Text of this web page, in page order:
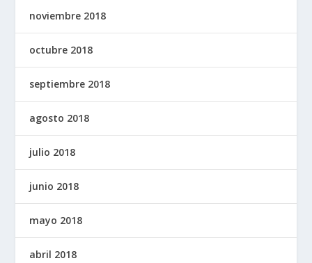
noviembre 2018
octubre 2018
septiembre 2018
agosto 2018
julio 2018
junio 2018
mayo 2018
abril 2018